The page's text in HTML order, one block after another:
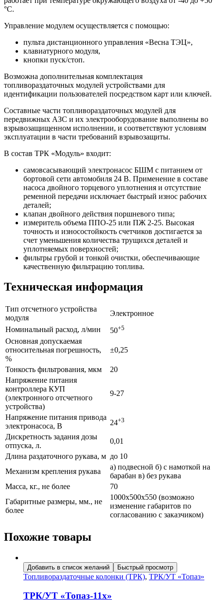
°C.
Управление модулем осуществляется с помощью:
пульта дистанционного управления «Весна ТЭЦ»,
клавиатурного модуля,
кнопки пуск/стоп.
Возможна дополнительная комплектация
топливораздаточных модулей устройствами для
идентификации пользователей посредством карт или ключей.
Составные части топливораздаточных модулей для
передвижных АЗС и их электрооборудование выполнены во
взрывозащищенном исполнении, и соответствуют условиям
эксплуатации в части требований взрывозащиты.
В состав ТРК «Модуль» входит:
самовсасывающий электронасос БШМ с питанием от
бортовой сети автомобиля 24 В. Применение в составе
насоса двойного торцевого уплотнения и отсутствие
ременной передачи исключает быстрый износ рабочих
деталей;
клапан двойного действия поршневого типа;
измеритель объема ППО-25 или ПЖ 2-25. Высокая
точность и износостойкость счетчиков достигается за
счет уменьшения количества трущихся деталей и
уплотняемых поверхностей;
фильтры грубой и тонкой очистки, обеспечивающие
качественную фильтрацию топлива.
Техническая информация
Тип отсчетного устройства
модуля
Электронное
Номинальный расход, л/мин
50+5
Основная допускаемая
относительная погрешность,
%
±0,25
Тонкость фильтрования, мкм
20
Напряжение питания
контроллера КУП
(электронного отсчетного
устройства)
9-27
Напряжение питания привода
электронасоса, В
24+3
Дискретность задания дозы
отпуска, л.
0,01
Длина раздаточного рукава, м до 10
Механизм крепления рукава
а) подвесной б) с намоткой на
барабан в) без рукава
Масса, кг., не более
70
Габаритные размеры, мм., не
более
1000х500х550 (возможно
изменение габаритов по
согласованию с заказчиком)
Похожие товары
Добавить в список желаний Быстрый просмотр
Топливораздаточные колонки (ТРК), ТРК/УТ «Топаз»
ТРК/УТ «Топаз-11х»